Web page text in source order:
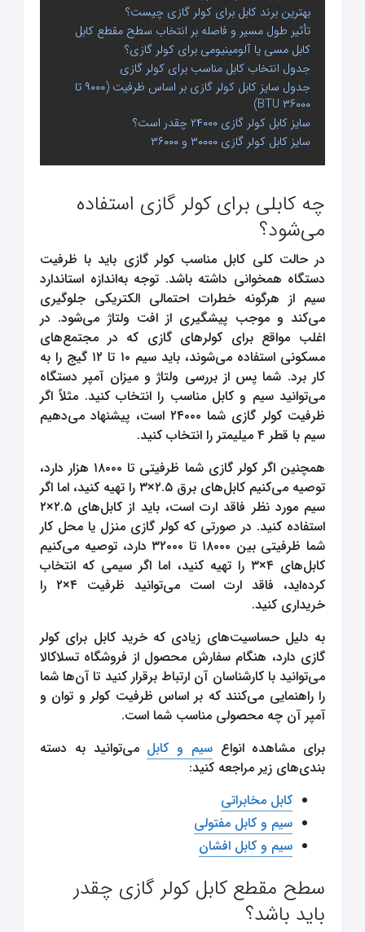
بهترین برند کابل برای کولر گازی چیست؟
تأثیر طول مسیر و فاصله بر انتخاب سطح مقطع کابل
کابل مسی یا آلومینیومی برای کولر گازی؟
جدول انتخاب کابل مناسب برای کولر گازی
جدول سایز کابل کولر گازی بر اساس ظرفیت (۹۰۰۰ تا
۳۶۰۰۰ BTU)
سایز کابل کولر گازی ۲۴۰۰۰ چقدر است؟
سایز کابل کولر گازی ۳۰۰۰۰ و ۳۶۰۰۰
چه کابلی برای کولر گازی استفاده
می‌شود؟
در حالت کلی کابل مناسب کولر گازی باید با ظرفیت
دستگاه همخوانی داشته باشد. توجه به‌اندازه استاندارد
سیم از هرگونه خطرات احتمالی الکتریکی جلوگیری
می‌کند و موجب پیشگیری از افت ولتاژ می‌شود. در
اغلب مواقع برای کولرهای گازی که در مجتمع‌های
مسکونی استفاده می‌شوند، باید سیم ۱۰ تا ۱۲ گیج را به
کار برد. شما پس از بررسی ولتاژ و میزان آمپر دستگاه
می‌توانید سیم و کابل مناسب را انتخاب کنید. مثلاً اگر
ظرفیت کولر گازی شما ۲۴۰۰۰ است، پیشنهاد می‌دهیم
سیم با قطر ۴ میلیمتر را انتخاب کنید.
همچنین اگر کولر گازی شما ظرفیتی تا ۱۸۰۰۰ هزار دارد،
توصیه می‌کنیم کابل‌های برق ۲.۵×۳ را تهیه کنید، اما اگر
سیم مورد نظر فاقد ارت است، باید از کابل‌های ۲.۵×۲
استفاده کنید. در صورتی که کولر گازی منزل یا محل کار
شما ظرفیتی بین ۱۸۰۰۰ تا ۳۲۰۰۰ دارد، توصیه می‌کنیم
کابل‌های ۴×۳ را تهیه کنید، اما اگر سیمی که انتخاب
کرده‌اید، فاقد ارت است می‌توانید ظرفیت ۴×۲ را
خریداری کنید.
به دلیل حساسیت‌های زیادی که خرید کابل برای کولر
گازی دارد، هنگام سفارش محصول از فروشگاه تسلاکالا
می‌توانید با کارشناسان آن ارتباط برقرار کنید تا آن‌ها شما
را راهنمایی می‌کنند که بر اساس ظرفیت کولر و توان و
آمپر آن چه محصولی مناسب شما است.
برای مشاهده انواعسیم و کابل می‌توانید به دسته
بندی‌های زیر مراجعه کنید:
کابل مخابراتی
سیم و کابل مفتولی
سیم و کابل افشان
سطح مقطع کابل کولر گازی چقدر
باید باشد؟